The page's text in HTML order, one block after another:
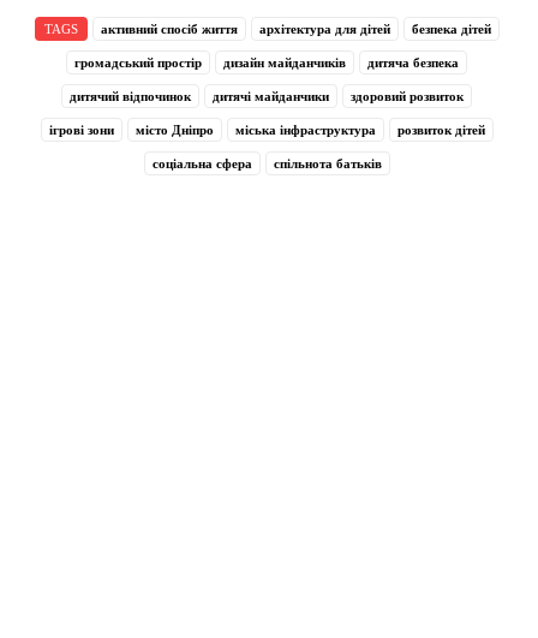
TAGS активний спосіб життя архітектура для дітей безпека дітей
громадський простір дизайн майданчиків дитяча безпека
дитячий відпочинок дитячі майданчики здоровий розвиток
ігрові зони місто Дніпро міська інфраструктура розвиток дітей
соціальна сфера спільнота батьків